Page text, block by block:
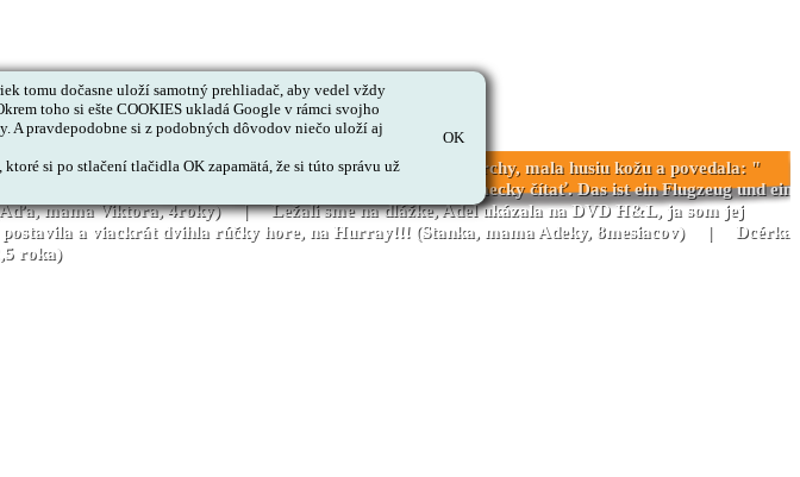
tomu dočasne uloží samotný prehliadač, aby vedel vždy
toho si ešte COOKIES ukladá Google v rámci svojho
A pravdepodobne si z podobných dôvodov niečo uloží aj
si po stlačení tlačidla OK zapamätá, že si túto správu už
OK
v každodennej reči. Jedného dňa, keď vyšla zo sprchy, mala husiu kožu a povedala: "
na Vianoce červený dinobook a začal hneď po nemecky čítať. Das ist ein Flugzeug und ein
mama Viktora, 4roky) | Ležali sme na dlážke, Adel ukázala na DVD H&L, ja som jej
postavila a viackrát dvihla rúčky hore, na Hurray!!! (Stanka, mama Adeky, 8mesiacov) | Dcérka
roka)